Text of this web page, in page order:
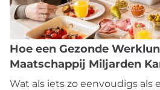
Hoe een Gezonde
Maatschappij Miljarden
Wat als iets zo eenvoudigs als